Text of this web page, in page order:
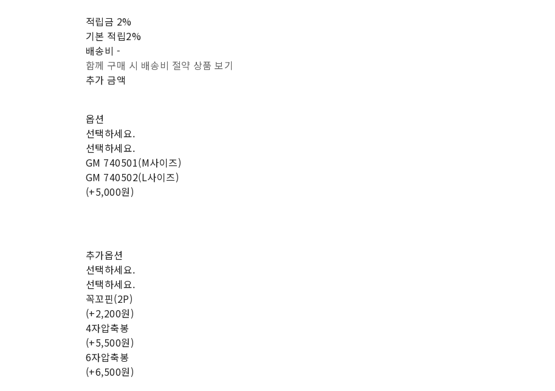
적립금 2%
기본 적립2%
배송비 -
함께 구매 시 배송비 절약 상품 보기
추가 금액
옵션
선택하세요.
선택하세요.
GM 740501(M사이즈)
GM 740502(L사이즈)
(+5,000원)
추가옵션
선택하세요.
선택하세요.
꼭꼬핀(2P)
(+2,200원)
4자압축봉
(+5,500원)
6자압축봉
(+6,500원)